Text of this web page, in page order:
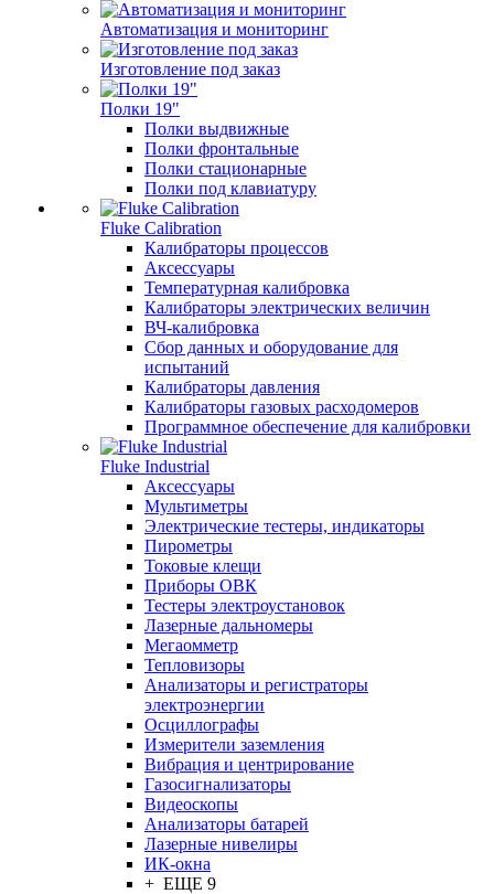
Автоматизация и мониторинг
Изготовление под заказ
Полки 19"
Полки выдвижные
Полки фронтальные
Полки стационарные
Полки под клавиатуру
Fluke Calibration
Калибраторы процессов
Аксессуары
Температурная калибровка
Калибраторы электрических величин
ВЧ-калибровка
Сбор данных и оборудование для
испытаний
Калибраторы давления
Калибраторы газовых расходомеров
Программное обеспечение для калибровки
Fluke Industrial
Аксессуары
Мультиметры
Электрические тестеры, индикаторы
Пирометры
Токовые клещи
Приборы ОВК
Тестеры электроустановок
Лазерные дальномеры
Мегаомметр
Тепловизоры
Анализаторы и регистраторы
электроэнергии
Осциллографы
Измерители заземления
Вибрация и центрирование
Газосигнализаторы
Видеоскопы
Анализаторы батарей
Лазерные нивелиры
ИК-окна
+ ЕЩЕ 9